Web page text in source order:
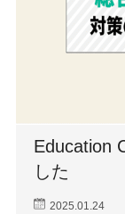
Education
した
2025.01.24